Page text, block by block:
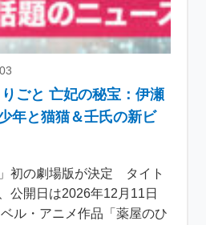
ごと 亡妃の秘宝：伊瀬
年と猫猫＆壬氏の新ビ
初の劇場版が決定 タイト
公開日は2026年12月11日
ベル・アニメ作品「薬屋のひ